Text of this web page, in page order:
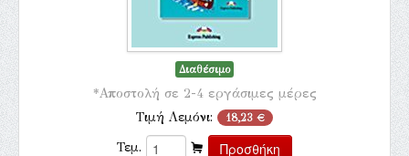
Διαθέσιμο
*Αποστολή σε 2-4 εργάσιμες μέρες
Τιμή Λεμόνι: 18,23 €
Τεμ.